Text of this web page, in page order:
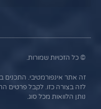
© כל הזכויות שמורות.
זה אתר אינפורמטיבי.
לזה בצורה כזו. לקבל פרטים
נותן הלוואות מכל סוג.